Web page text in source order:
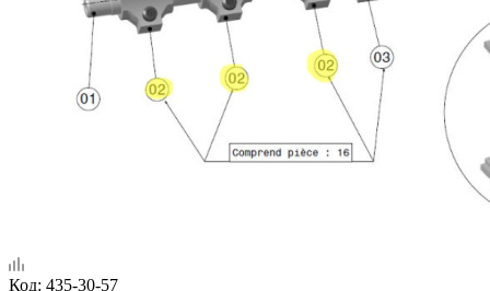
Код: 435-30-57